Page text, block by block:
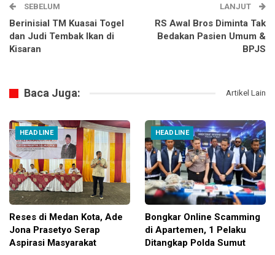
SEBELUM
Berinisial TM Kuasai Togel
dan Judi Tembak Ikan di
Kisaran
LANJUT
RS Awal Bros Diminta Tak
Bedakan Pasien Umum &
BPJS
Baca Juga: Artikel Lain
HEADLINE
Reses di Medan Kota, Ade
Jona Prasetyo Serap
Aspirasi Masyarakat
HEADLINE
Bongkar Online Scamming
di Apartemen, 1 Pelaku
Ditangkap Polda Sumut